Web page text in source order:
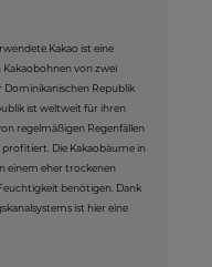
Kakao ist eine
von zwei
Dominikanischen Republik
ist weltweit für ihren
regelmäßigen Regenfällen
Die Kakaobäume in
einem eher trockenen
benötigen. Dank
ist hier eine